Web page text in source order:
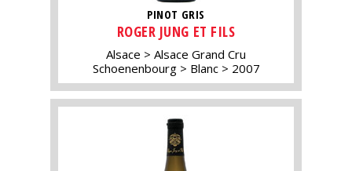
PINOT GRIS
ROGER JUNG ET FILS
Alsace
Alsace Grand Cru
Schoenenbourg
Blanc 2007